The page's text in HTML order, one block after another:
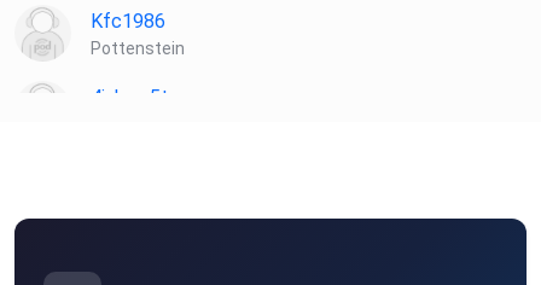
Kfc1986
Pottenstein
4jskmx5t